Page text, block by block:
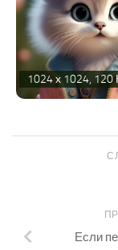
1024 х 1024, 120
Если